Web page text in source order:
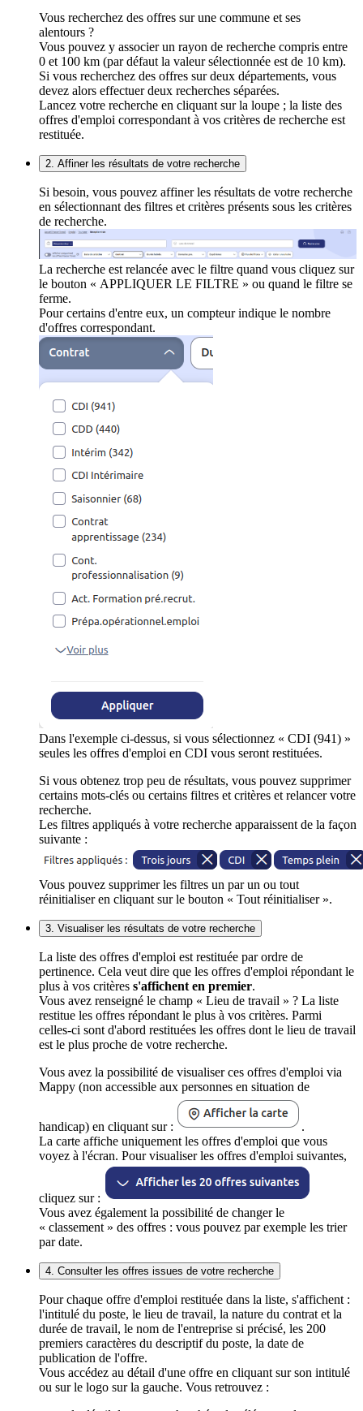
Vous recherchez des offres sur une commune et ses
alentours ?
Vous pouvez y associer un rayon de recherche compris entre
0 et 100 km (par défaut la valeur sélectionnée est de 10 km).
Si vous recherchez des offres sur deux départements, vous
devez alors effectuer deux recherches séparées.
Lancez votre recherche en cliquant sur la loupe ; la liste des
offres d'emploi correspondant à vos critères de recherche est
restituée.
2. Affiner les résultats de votre recherche
Si besoin, vous pouvez affiner les résultats de votre recherche
en sélectionnant des filtres et critères présents sous les critères
de recherche.
La recherche est relancée avec le filtre quand vous cliquez sur
le bouton « APPLIQUER LE FILTRE » ou quand le filtre se
ferme.
Pour certains d'entre eux, un compteur indique le nombre
d'offres correspondant.
Dans l'exemple ci-dessus, si vous sélectionnez « CDI (941) »
seules les offres d'emploi en CDI vous seront restituées.
Si vous obtenez trop peu de résultats, vous pouvez supprimer
certains mots-clés ou certains filtres et critères et relancer votre
recherche.
Les filtres appliqués à votre recherche apparaissent de la façon
suivante :
Vous pouvez supprimer les filtres un par un ou tout
réinitialiser en cliquant sur le bouton « Tout réinitialiser ».
3. Visualiser les résultats de votre recherche
La liste des offres d'emploi est restituée par ordre de
pertinence. Cela veut dire que les offres d'emploi répondant le
plus à vos critères s'affichent en premier.
Vous avez renseigné le champ « Lieu de travail » ? La liste
restitue les offres répondant le plus à vos critères. Parmi
celles-ci sont d'abord restituées les offres dont le lieu de travail
est le plus proche de votre recherche.
Vous avez la possibilité de visualiser ces offres d'emploi via
Mappy (non accessible aux personnes en situation de
handicap) en cliquant sur :
.
La carte affiche uniquement les offres d'emploi que vous
voyez à l'écran. Pour visualiser les offres d'emploi suivantes,
cliquez sur :
Vous avez également la possibilité de changer le
« classement » des offres : vous pouvez par exemple les trier
par date.
4. Consulter les offres issues de votre recherche
Pour chaque offre d'emploi restituée dans la liste, s'affichent :
l'intitulé du poste, le lieu de travail, la nature du contrat et la
durée de travail, le nom de l'entreprise si précisé, les 200
premiers caractères du descriptif du poste, la date de
publication de l'offre.
Vous accédez au détail d'une offre en cliquant sur son intitulé
ou sur le logo sur la gauche. Vous retrouvez :